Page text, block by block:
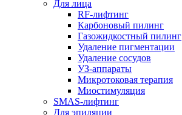
Для лица
RF-лифтинг
Карбоновый пилинг
Газожидкостный пилинг
Удаление пигментации
Удаление сосудов
УЗ-аппараты
Микротоковая терапия
Миостимуляция
SMAS-лифтинг
Для эпиляции